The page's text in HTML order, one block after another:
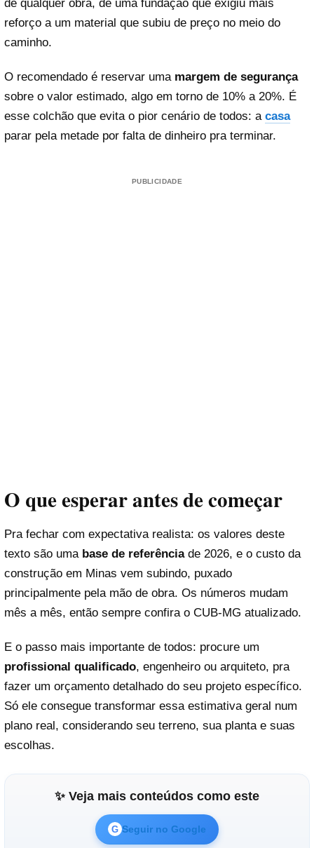
de qualquer obra, de uma fundação que exigiu mais
reforço a um material que subiu de preço no meio do
caminho.
O recomendado é reservar uma margem de segurança
sobre o valor estimado, algo em torno de 10% a 20%. É
esse colchão que evita o pior cenário de todos: a casa
parar pela metade por falta de dinheiro pra terminar.
PUBLICIDADE
O que esperar antes de começar
Pra fechar com expectativa realista: os valores deste
texto são uma base de referênciade 2026, e o custo da
construção em Minas vem subindo, puxado
principalmente pela mão de obra. Os números mudam
mês a mês, então sempre confira o CUB-MG atualizado.
E o passo mais importante de todos: procure um
profissional qualificado, engenheiro ou arquiteto, pra
fazer um orçamento detalhado do seu projeto específico.
Só ele consegue transformar essa estimativa geral num
plano real, considerando seu terreno, sua planta e suas
escolhas.
✨ Veja mais conteúdos como este
G Seguir no Google